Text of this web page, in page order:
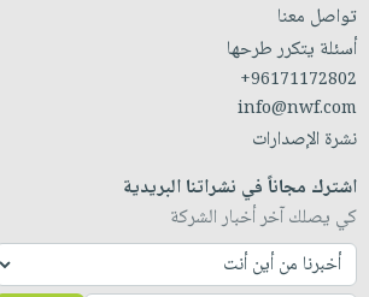
تواصل معنا
أسئلة يتكرر طرحها
+96171172802
info@nwf.com
نشرة الإصدارات
اشترك مجاناً في نشراتنا البريدية
كي يصلك آخر أخبار الشركة